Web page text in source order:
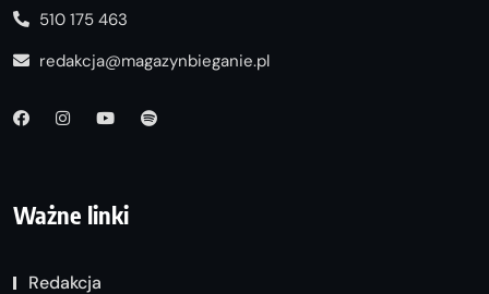
510 175 463
redakcja@magazynbieganie.pl
Ważne linki
Redakcja